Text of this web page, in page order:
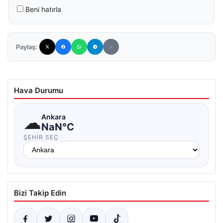
Beni hatırla
Paylaş:
Hava Durumu
☁Ankara
NaN°C
ŞEHIR SEÇ
Bizi Takip Edin